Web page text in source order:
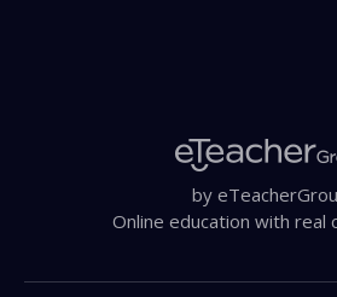
by
Online education with real